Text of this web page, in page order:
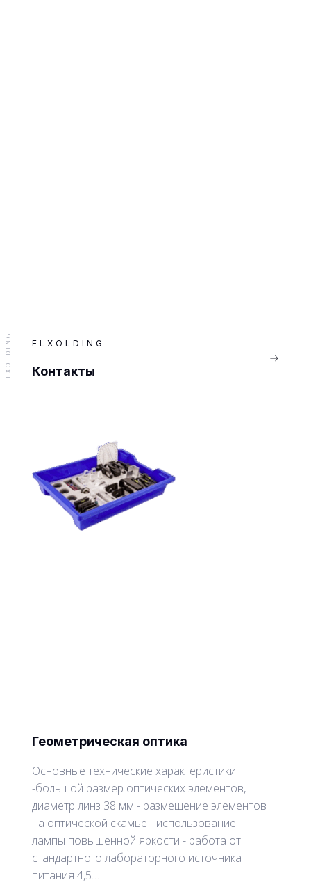
ELXOLDING
Контакты
ELXOLDING
Геометрическая оптика
Основные технические характеристики:
-большой размер оптических элементов,
диаметр линз 38 мм - размещение элементов
на оптической скамье - использование
лампы повышенной яркости - работа от
стандартного лабораторного источника
питания 4,5…